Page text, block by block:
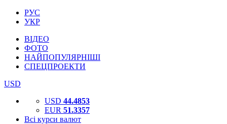
РУС
УКР
ВІДЕО
ФОТО
НАЙПОПУЛЯРНІШІ
СПЕЦПРОЕКТИ
USD
USD 44.4853
EUR 51.3357
Всі курси валют